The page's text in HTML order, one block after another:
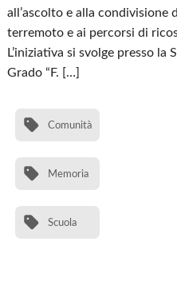
all’ascolto e alla condivisione
terremoto e ai percorsi di
L’iniziativa si svolge presso la
Grado “F. […]
Comunità
Memoria
Scuola